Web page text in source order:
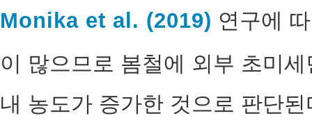
Monika et al. (2019) 연구에
이 많으므로 봄철에 외부 초미
내 농도가 증가한 것으로 판단된